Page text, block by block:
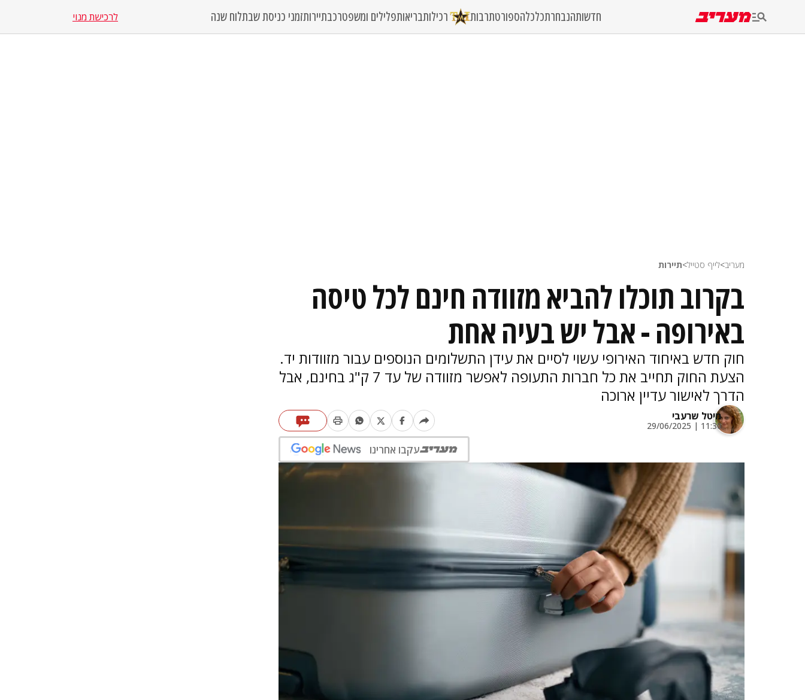
חדשותהנבחרתכלכלהספורטתרבות רכילותבריאותפלילים ומשפטרכבתיירותזמני כניסת שבתלוח שנה לרכישת מנוי
מעריב>לייף סטייל>תיירות
בקרוב תוכלו להביא מזוודה חינם לכל טיסה
באירופה - אבל יש בעיה אחת
חוק חדש באיחוד האירופי עשוי לסיים את עידן התשלומים הנוספים עבור מזוודות יד.
הצעת החוק תחייב את כל חברות התעופה לאפשר מזוודה של עד 7 ק"ג בחינם, אבל
הדרך לאישור עדיין ארוכה
מיטל שרעבי
11:30 | 29/06/2025
עקבו אחרינו